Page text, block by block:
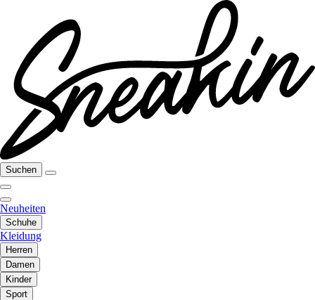
Suchen
Neuheiten
Schuhe
Kleidung
Herren
Damen
Kinder
Sport